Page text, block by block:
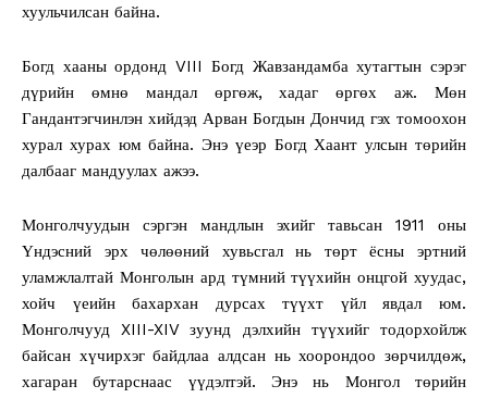
хуульчилсан байна.
Богд хааны ордонд VIII Богд Жавзандамба хутагтын сэрэг
дүрийн өмнө мандал өргөж, хадаг өргөх аж. Мөн
Гандантэгчинлэн хийдэд Арван Богдын Дончид гэх томоохон
хурал хурах юм байна. Энэ үеэр Богд Хаант улсын төрийн
далбааг мандуулах ажээ.
Монголчуудын сэргэн мандлын эхийг тавьсан 1911 оны
Үндэсний эрх чөлөөний хувьсгал нь төрт ёсны эртний
уламжлалтай Монголын ард түмний түүхийн онцгой хуудас,
хойч үеийн бахархан дурсах түүхт үйл явдал юм.
Монголчууд XIII-XIV зуунд дэлхийн түүхийг тодорхойлж
байсан хүчирхэг байдлаа алдсан нь хоорондоо зөрчилдөж,
хагаран бутарснаас үүдэлтэй. Энэ нь Монгол төрийн